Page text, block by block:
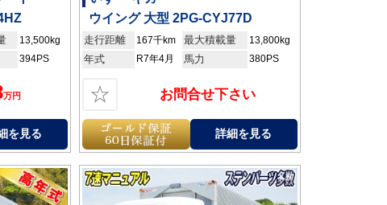
13,500kg
394PS
万円
を見る
ウイング 大型 2PG-CYJ77D
走行距離 167千km 最大積載量 13,800kg
年式 R7年4月 馬力 380PS
☆ お問合せ下さい
詳細を見る